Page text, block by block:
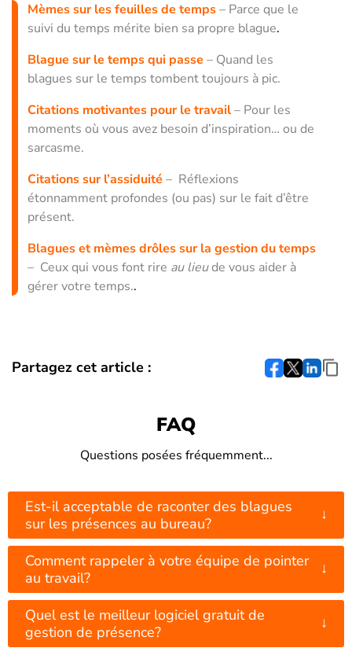
Mèmes sur les feuilles de temps– Parce que le
suivi du temps mérite bien sa propre blague.
Blague sur le temps qui passe – Quand les
blagues sur le temps tombent toujours à pic.
Citations motivantes pour le travail– Pour les
moments où vous avez besoin d’inspiration… ou de
sarcasme.
Citations sur l’assiduité – Réflexions
étonnamment profondes (ou pas) sur le fait d’être
présent.
Blagues et mèmes drôles sur la gestion du temps
– Ceux qui vous font rire au lieude vous aider à
gérer votre temps..
Partagez cet article :
FAQ
Questions posées fréquemment...
Est-il acceptable de raconter des blagues
sur les présences au bureau?
↓
Comment rappeler à votre équipe de pointer
au travail?
↓
Quel est le meilleur logiciel gratuit de
gestion de présence?
↓